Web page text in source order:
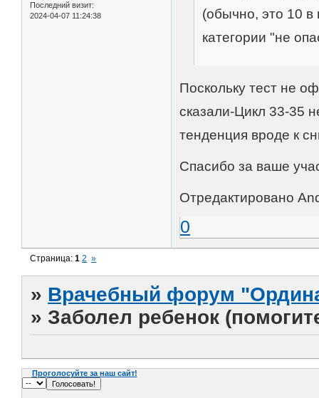
Последний визит:
2024-04-07 11:24:38
(обычно, это 10 в
категории "не
Поскольку тест не
сказали-Цикл 33-35
тенденция вроде к
Спасибо за ваше
Отредактировано
0
Страница:1 2 »
» Врачебный форум
»Заболел ребенок
Проголосуйте за наш сайт!